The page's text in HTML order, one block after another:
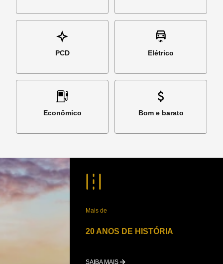
PCD Elétrico
Econômico Bom e barato
Mais de
20 ANOS DE HISTÓRIA
SAIBA MAIS